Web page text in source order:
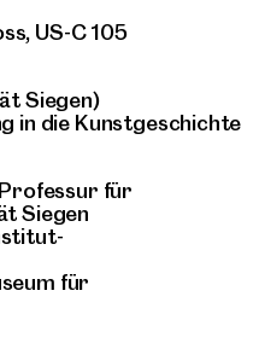
US-C 105
Siegen)
in die Kunstgeschichte
für
Siegen
für